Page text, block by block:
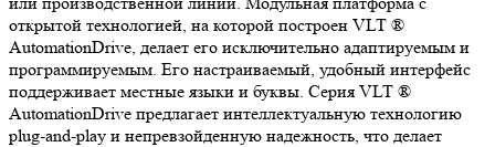
открытой технологией, на которой построен VLT ®
AutomationDrive, делает его исключительно адаптируемым и
программируемым. Его настраиваемый, удобный интерфейс
поддерживает местные языки и буквы. Серия VLT ®
AutomationDrive предлагает интеллектуальную технологию
plug-and-play и непревзойденную надежность, что делает